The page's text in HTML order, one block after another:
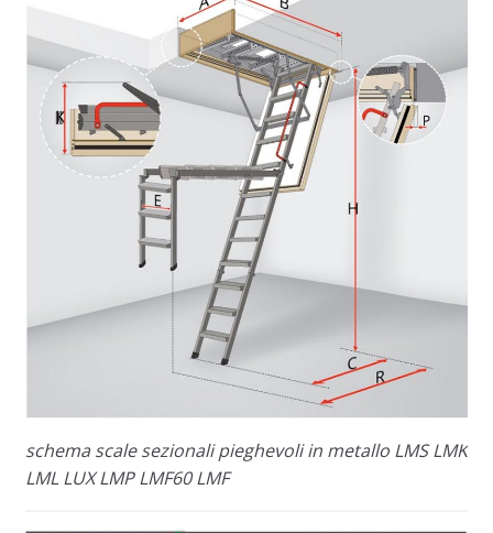
schema scale sezionali pieghevoli in metallo LMS LMK
LML LUX LMP LMF60 LMF